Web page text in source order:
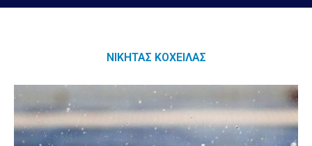
ΝΙΚΉΤΑΣ ΚΌΧΕΙΛΑΣ